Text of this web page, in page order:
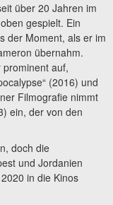
über 20 Jahren im
gespielt. Ein
der Moment, als er im
übernahm.
auf,
(2016) und
Filmografie nimmt
ein, der von den
doch die
und Jordanien
in die Kinos